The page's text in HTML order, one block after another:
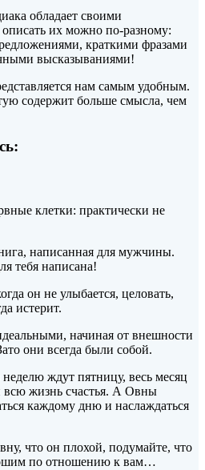
обладает своими
их можно по-разному:
краткими фразами
высказываниями!
нам самым удобным.
содержит больше смысла, чем
клетки: практически не
написанная для мужчины.
тебя написана!
он не улыбается, целовать,
истерит.
начиная от внешности
они всегда были собой.
ждут пятницу, весь месяц
всю жизнь счастья. А Овны
каждому дню и наслаждаться
что он плохой, подумайте, что
по отношению к вам…